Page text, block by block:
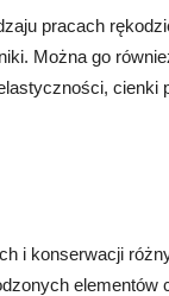
pracach
Można go
cienki
i konserwacji
elementów